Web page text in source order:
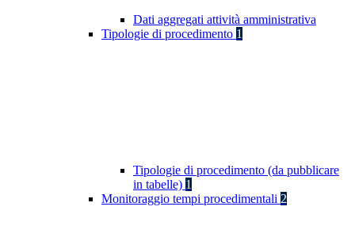
Dati aggregati attività amministrativa
Tipologie di procedimento 1
Tipologie di procedimento (da pubblicare
in tabelle) 1
Monitoraggio tempi procedimentali 2